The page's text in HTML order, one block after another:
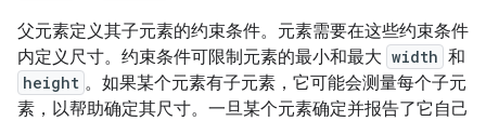
父元素定义其子元素的约束条件。元素需要在这些约束条件
内定义尺寸。约束条件可限制元素的最小和最大 width 和
height 。如果某个元素有子元素，它可能会测量每个子元
素，以帮助确定其尺寸。一旦某个元素确定并报告了它自己